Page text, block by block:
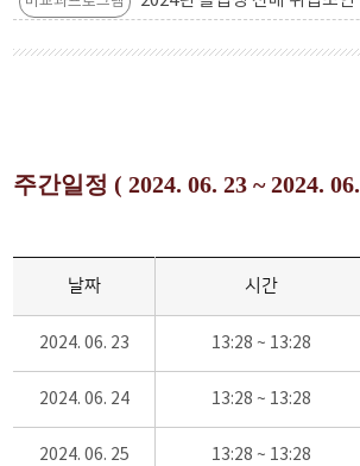
주간일정 ( 2024. 06. 23 ~ 2024.
날짜 시간
2024. 06. 23 13:28 ~ 13:28
2024. 06. 24 13:28 ~ 13:28
2024. 06. 25 13:28 ~ 13:28